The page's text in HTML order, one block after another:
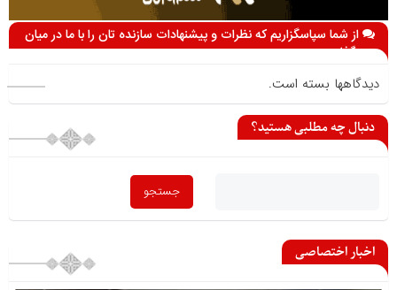
از شما سپاسگزاریم که نظرات و پیشنهادات سازنده تان را با ما در میان
می گذارید
دیدگاهها بسته است.
دنبال چه مطلبی هستید؟
اخبار اختصاصی